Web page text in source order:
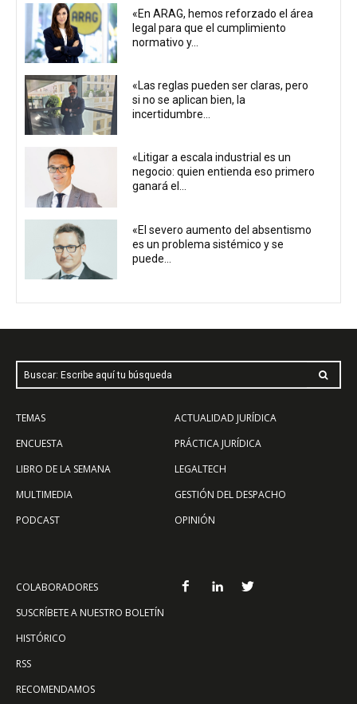
«En ARAG, hemos reforzado el área
legal para que el cumplimiento
normativo y...
«Las reglas pueden ser claras, pero
si no se aplican bien, la
incertidumbre...
«Litigar a escala industrial es un
negocio: quien entienda eso primero
ganará el...
«El severo aumento del absentismo
es un problema sistémico y se
puede...
Buscar: Escribe aquí tu búsqueda
TEMAS
ENCUESTA
LIBRO DE LA SEMANA
MULTIMEDIA
PODCAST
ACTUALIDAD JURÍDICA
PRÁCTICA JURÍDICA
LEGALTECH
GESTIÓN DEL DESPACHO
OPINIÓN
COLABORADORES
SUSCRÍBETE A NUESTRO BOLETÍN
HISTÓRICO
RSS
RECOMENDAMOS